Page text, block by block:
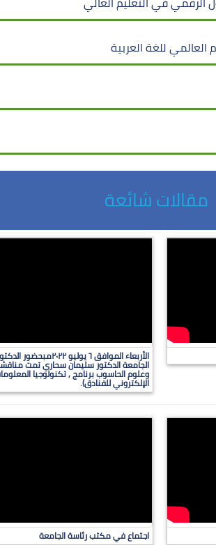
للغة العربية
مقالات شائعة
الأربعاء الموافق ٦
الجامعة الدكتور سليمان سحاري تمت
وعلوم الحاسوب برنامج , تكنولوجيا
الإلكتروني للفنادق).
اجتماع في مكتب رئاسة الجامعة